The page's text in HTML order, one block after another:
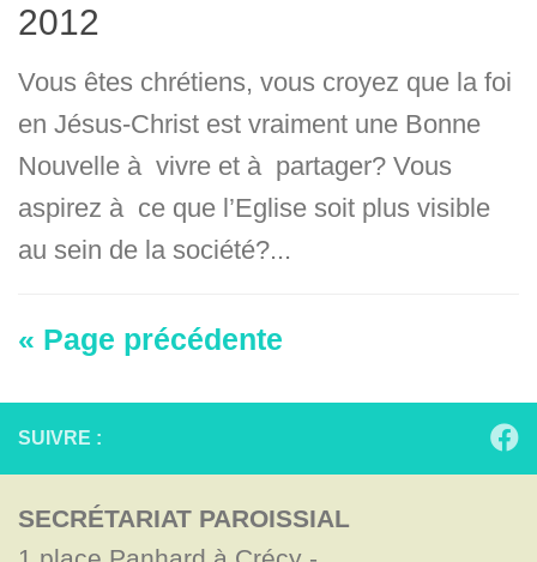
2012
Vous êtes chrétiens, vous croyez que la foi
en Jésus-Christ est vraiment une Bonne
Nouvelle à vivre et à partager? Vous
aspirez à ce que l’Eglise soit plus visible
au sein de la société?...
« Page précédente
SUIVRE :
SECRÉTARIAT PAROISSIAL